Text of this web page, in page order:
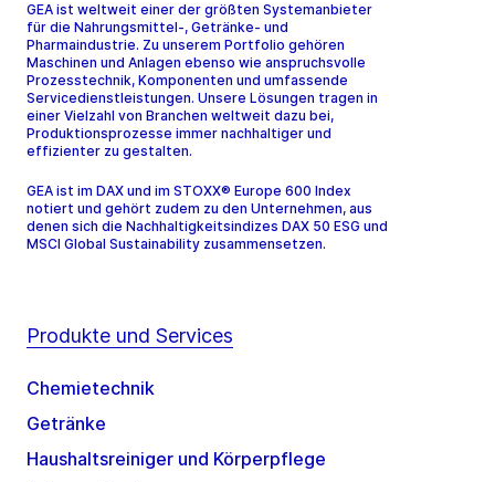
GEA ist weltweit einer der größten Systemanbieter
für die Nahrungsmittel-, Getränke- und
Pharmaindustrie. Zu unserem Portfolio gehören
Maschinen und Anlagen ebenso wie anspruchsvolle
Prozesstechnik, Komponenten und umfassende
Servicedienstleistungen. Unsere Lösungen tragen in
einer Vielzahl von Branchen weltweit dazu bei,
Produktionsprozesse immer nachhaltiger und
effizienter zu gestalten.
GEA ist im DAX und im STOXX® Europe 600 Index
notiert und gehört zudem zu den Unternehmen, aus
denen sich die Nachhaltigkeitsindizes DAX 50 ESG und
MSCI Global Sustainability zusammensetzen.
Produkte und Services
Chemietechnik
Getränke
Haushaltsreiniger und Körperpflege